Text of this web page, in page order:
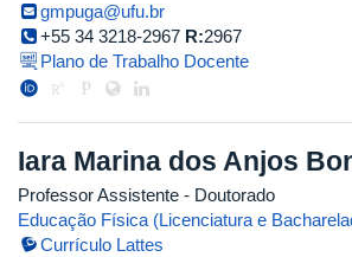
gmpuga@ufu.br
+55 34 3218-2967 R:2967
Plano de Trabalho Docente
Iara Marina dos Anjos
Professor Assistente - Doutorado
Educação Física (Licenciatura e
Currículo Lattes